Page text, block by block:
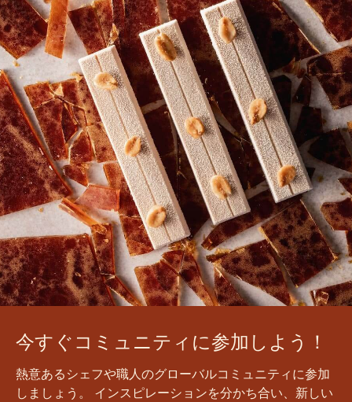
今すぐコミュニティに参加しよう！
熱意あるシェフや職人のグローバルコミュニティに参加
しましょう。 インスピレーションを分かち合い、新しい